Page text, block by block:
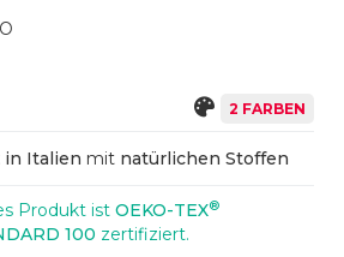
2 FARBEN
in Italien mit natürlichen Stoffen
Produkt ist OEKO-TEX®
100 zertifiziert.